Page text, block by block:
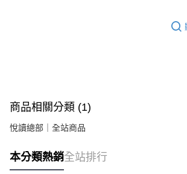
商品相關分類 (1)
悅讀總部｜全站商品
本分類熱銷全站排行